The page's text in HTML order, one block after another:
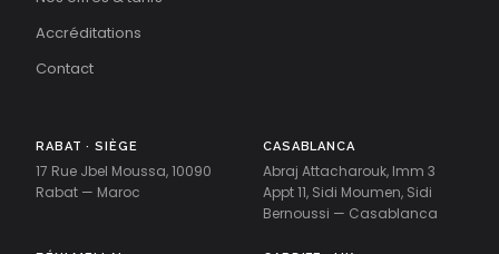
Accréditations
Contact
RABAT · SIÈGE
17 Rue Jbel Moussa, 10090
Rabat — Maroc
CASABLANCA
Abraj Attacharouk, Imm 3
Appt 11, Sidi Moumen, Sidi
Bernoussi — Casablanca